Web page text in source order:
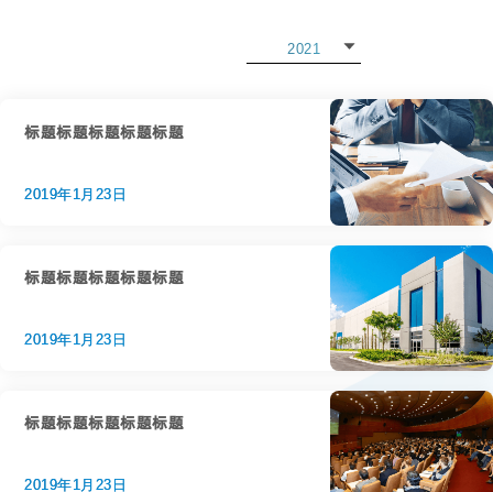
2021
标题标题标题标题标题
2019年1月23日
标题标题标题标题标题
2019年1月23日
标题标题标题标题标题
2019年1月23日